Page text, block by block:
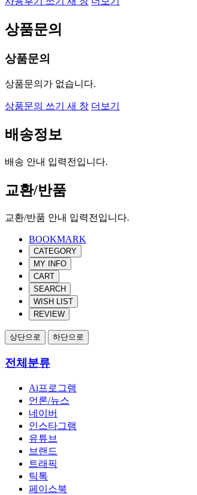
상품문의
상품문의
상품문의가 없습니다.
상품문의 쓰기 새 창 더보기
배송정보
배송 안내 입력전입니다.
교환/반품
교환/반품 안내 입력전입니다.
BOOKMARK
CATEGORY
MY INFO
CART
SEARCH
WISH LIST
REVIEW
상단으로 하단으로
전체분류
Ai프로그램
언론/뉴스
네이버
인스타그램
유튜브
브랜드
트래픽
틱톡
페이스북